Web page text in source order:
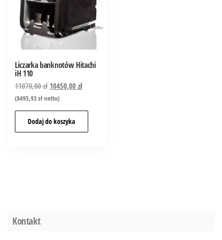
Liczarka banknotów Hitachi
iH 110
11070,00zł 10450,00zł
(8495,93złnetto)
Dodaj do koszyka
Kontakt